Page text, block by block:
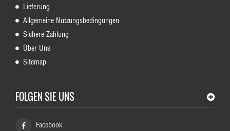
Lieferung
Allgemeine Nutzungsbedingungen
Sichere Zahlung
Über Uns
Sitemap
FOLGEN SIE UNS
Facebook